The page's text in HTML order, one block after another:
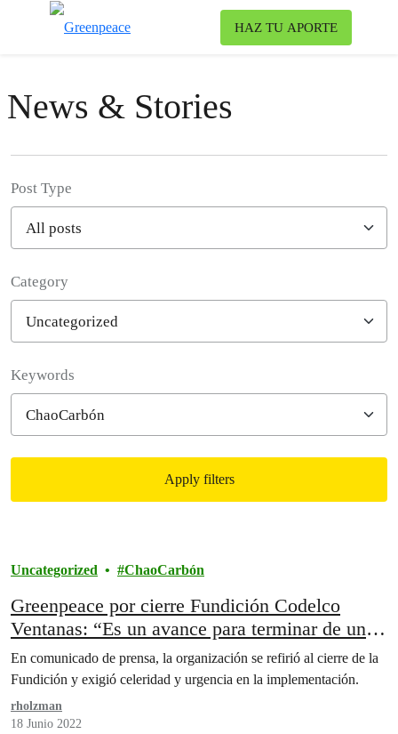
HAZ TU APORTE
News & Stories
Post Type
Category
Keywords
Apply filters
Uncategorized ChaoCarbón
Greenpeace por cierre Fundición Codelco
Ventanas: “Es un avance para terminar de una
vez con esta zona de sacrificio”
En comunicado de prensa, la organización se refirió al cierre de la
Fundición y exigió celeridad y urgencia en la implementación.
rholzman
18 Junio 2022